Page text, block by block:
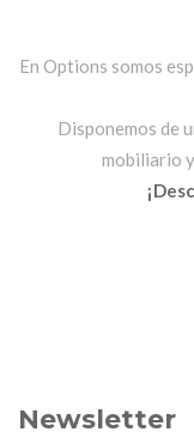
En Options somos
Disponemos de
mobiliario
Newsletter